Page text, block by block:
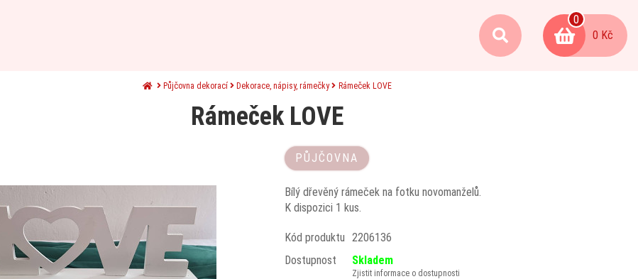
0
0 Kč
Půjčovna dekorací Dekorace, nápisy, rámečky Rámeček LOVE
Rámeček LOVE
PŮJČOVNA
Bílý dřevěný rámeček na fotku novomanželů.
K dispozici 1 kus.
Kód produktu 2206136
Dostupnost
Skladem
Zjistit informace o dostupnosti